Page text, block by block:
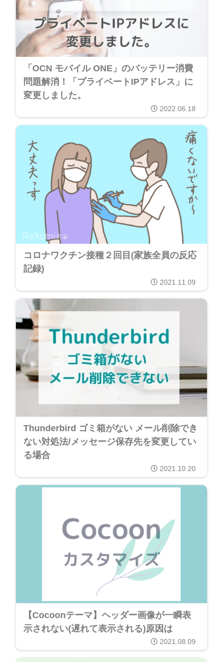
「OCN モバイル ONE」のバッテリー消費
問題解消！「プライベートIPアドレス」に
変更しました。
2022.06.18
コロナワクチン接種２回目(家族全員の反応
記録)
2021.11.09
Thunderbird ゴミ箱がない メール削除でき
ない対処法/メッセージ保存先を変更してい
る場合
2021.10.20
【Cocoonテーマ】ヘッダー画像が一瞬表
示されない(遅れて表示される)原因は
2021.08.09